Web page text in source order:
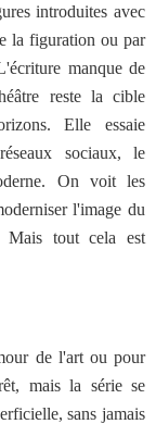
introduites avec
la figuration ou par
manque de
reste la cible
Elle essaie
sociaux, le
On voit les
l'image du
Mais tout cela est
de l'art ou pour
mais la série se
sans jamais